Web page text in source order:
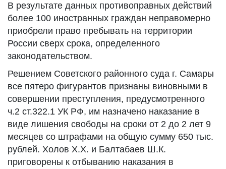
В результате данных противоправных действий
более 100 иностранных граждан неправомерно
приобрели право пребывать на территории
России сверх срока, определенного
законодательством.
Решением Советского районного суда г. Самары
все пятеро фигурантов признаны виновными в
совершении преступления, предусмотренного
ч.2 ст.322.1 УК РФ, им назначено наказание в
виде лишения свободы на сроки от 2 до 2 лет 9
месяцев со штрафами на общую сумму 650 тыс.
рублей. Холов Х.Х. и Балтабаев Ш.К.
приговорены к отбыванию наказания в